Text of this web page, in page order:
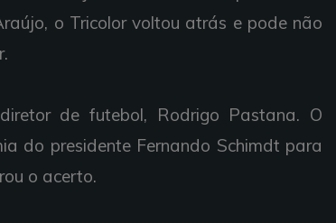
o Tricolor voltou atrás e pode não
de futebol, Rodrigo Pastana. O
do presidente Fernando Schimdt para
o acerto.